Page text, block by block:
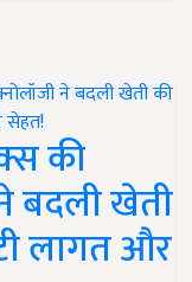
की
बदली खेती
लागत और